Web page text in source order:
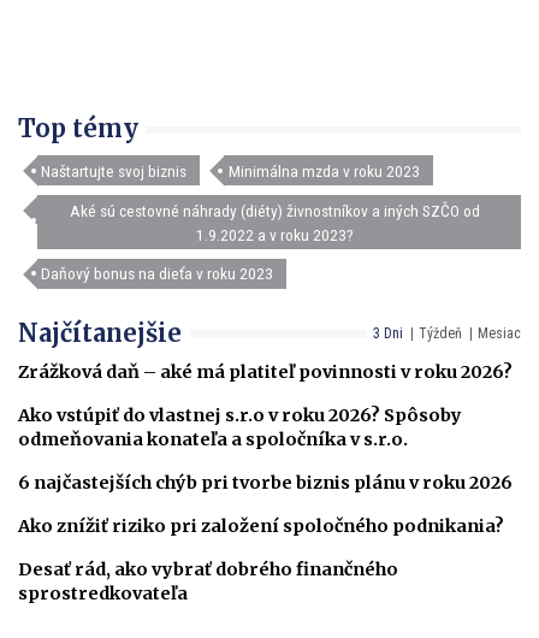
Top témy
Naštartujte svoj biznis Minimálna mzda v roku 2023
Aké sú cestovné náhrady (diéty) živnostníkov a iných SZČO od
1.9.2022 a v roku 2023?
Daňový bonus na dieťa v roku 2023
3 Dni Týždeň Mesiac
Najčítanejšie
Zrážková daň – aké má platiteľ povinnosti v roku 2026?
Ako vstúpiť do vlastnej s.r.o v roku 2026? Spôsoby
odmeňovania konateľa a spoločníka v s.r.o.
6 najčastejších chýb pri tvorbe biznis plánu v roku 2026
Ako znížiť riziko pri založení spoločného podnikania?
Desať rád, ako vybrať dobrého finančného
sprostredkovateľa